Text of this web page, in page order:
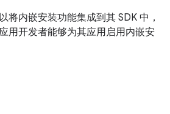
将内嵌安装功能集成到其 SDK 中，
用开发者能够为其应用启用内嵌安